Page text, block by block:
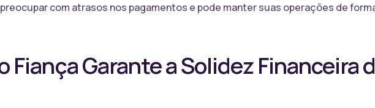
com atrasos nos pagamentos e pode manter suas operações de
Fiança Garante a Solidez Financeira